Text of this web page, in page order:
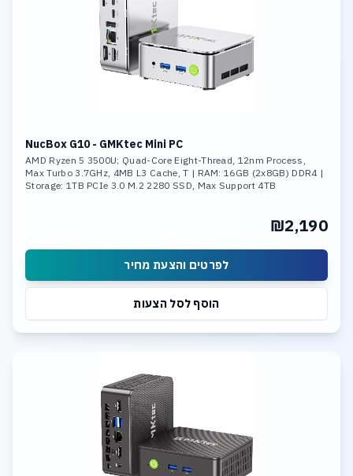
NucBox G10 - GMKtec Mini PC
AMD Ryzen 5 3500U; Quad-Core Eight-Thread, 12nm Process,
Max Turbo 3.7GHz, 4MB L3 Cache, T | RAM: 16GB (2x8GB) DDR4 |
Storage: 1TB PCIe 3.0 M.2 2280 SSD, Max Support 4TB
₪2,190
לפרטים והצעת מחיר
הוסף לסל הצעות